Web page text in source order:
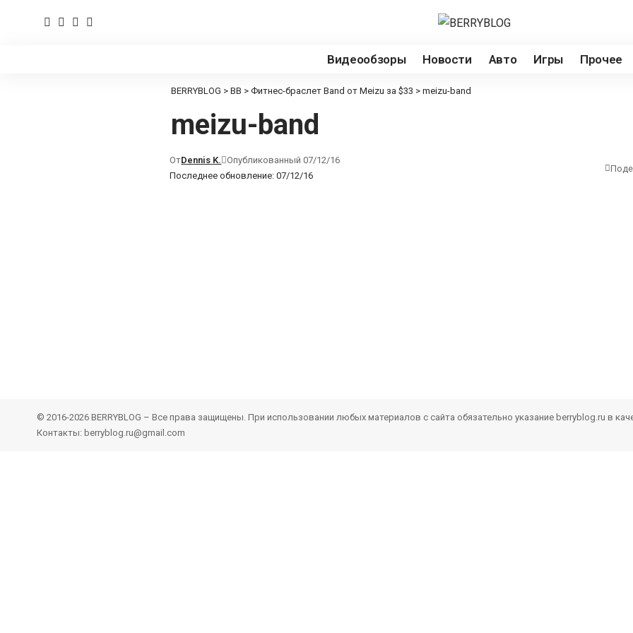
Видеообзоры Новости Авто Игры Прочее
BERRYBLOG > BB > Фитнес-браслет Band от Meizu за $33 > meizu-band
meizu-band
Последнее обновление: 07/12/16
ОтDennis K. Опубликованный 07/12/16
© 2016-2026 BERRYBLOG – Все права защищены. При использовании любых материалов с сайта обязательно указание berryblog.ru в
Контакты: berryblog.ru@gmail.com